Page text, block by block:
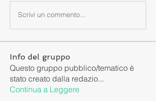
Scrivi un commento...
Info del gruppo
Questo gruppo pubblico/tematico è
stato creato dalla redazio...
Continua a Leggere